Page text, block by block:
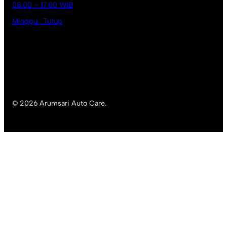
08.00 – 17.00 WIB
Minggu : Tutup
© 2026 Arumsari Auto Care.